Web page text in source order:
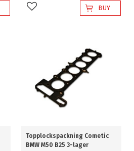
Add to favorites BUY
Topplockspackning Cometic
BMW M50 B25 3-lager